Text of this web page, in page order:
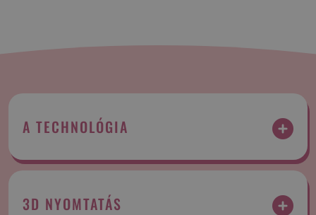
A TECHNOLÓGIA
3D NYOMTATÁS